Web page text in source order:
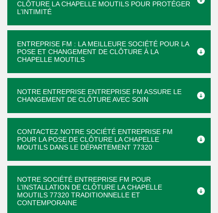
CLÔTURE LA CHAPELLE MOUTILS POUR PROTÉGER
L’INTIMITÉ
ENTREPRISE FM : LA MEILLEURE SOCIÉTÉ POUR LA
POSE ET CHANGEMENT DE CLÔTURE À LA
CHAPELLE MOUTILS
NOTRE ENTREPRISE ENTREPRISE FM ASSURE LE
CHANGEMENT DE CLÔTURE AVEC SOIN
CONTACTEZ NOTRE SOCIÉTÉ ENTREPRISE FM
POUR LA POSE DE CLÔTURE LA CHAPELLE
MOUTILS DANS LE DÉPARTEMENT 77320
NOTRE SOCIÉTÉ ENTREPRISE FM POUR
L’INSTALLATION DE CLÔTURE LA CHAPELLE
MOUTILS 77320 TRADITIONNELLE ET
CONTEMPORAINE